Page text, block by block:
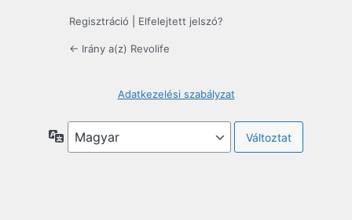
Regisztráció Elfelejtett jelszó?
← Irány a(z) Revolife
Adatkezelési szabályzat
Nyelv